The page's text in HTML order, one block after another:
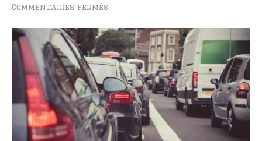
Commentaires fermés